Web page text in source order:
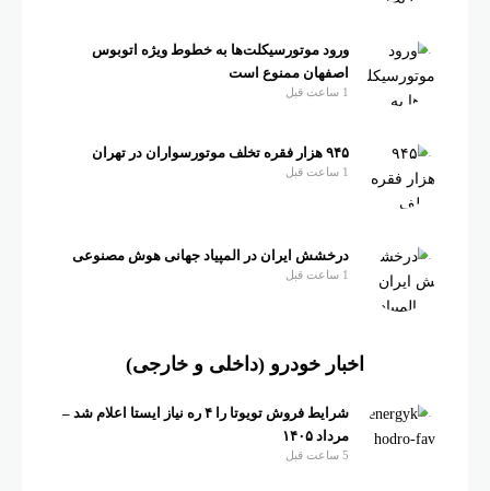
ورود موتورسیکلت‌ها به خطوط ویژه اتوبوس
اصفهان ممنوع است
درخشش ایران در المپیاد جهانی هوش مصنوعی
اخبار خودرو (داخلی و خارجی)
شرایط فروش تویوتا را ۴ ره نیاز ایستا اعلام شد –
مرداد ۱۴۰۵